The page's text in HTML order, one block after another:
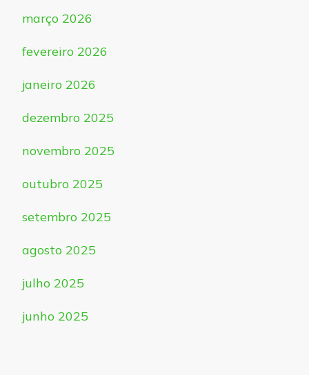
março 2026
fevereiro 2026
janeiro 2026
dezembro 2025
novembro 2025
outubro 2025
setembro 2025
agosto 2025
julho 2025
junho 2025